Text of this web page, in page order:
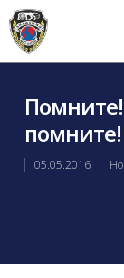
Помните!
помните!
05.05.2016